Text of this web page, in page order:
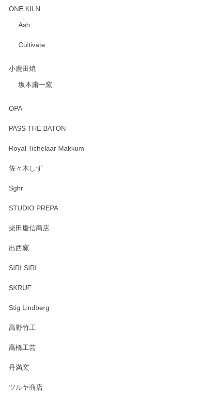
ONE KILN
Ash
Cultivate
小鹿田焼
坂本庸一窯
OPA
PASS THE BATON
Royal Tichelaar Makkum
佐々木しず
Sghr
STUDIO PREPA
柴田慶信商店
出西窯
SIRI SIRI
SKRUF
Stig Lindberg
高野竹工
高橋工芸
丹満窯
ツルヤ商店